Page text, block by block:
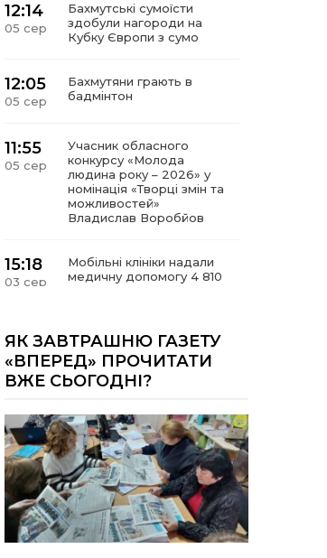
12:14
05 сер
Бахмутські сумоїсти
здобули нагороди на
Кубку Європи з сумо
12:05
05 сер
Бахмутяни грають в
бадмінтон
11:55
05 сер
Учасник обласного
конкурсу «Молода
людина року – 2026» у
номінація «Творці змін та
можливостей»
Владислав Воробйов
15:18
03 сер
Мобільні клініки надали
медичну допомогу 4 810
09:27
03 сер
ВПО можуть не платити
за частину комунальних
послуг: про що йдеться
14:12
01 сер
розповіла, коли
переселенці втрачають
виплати та статус
внутрішньо переміщеної
особи
14:04
01 сер
Учасниця обласного
конкурсу «Молода
ЯК ЗАВТРАШНЮ ГАЗЕТУ
«ВПЕРЕД» ПРОЧИТАТИ
ВЖЕ СЬОГОДНІ?